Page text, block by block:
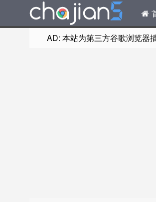
AD: 本站为第三方谷歌浏览器